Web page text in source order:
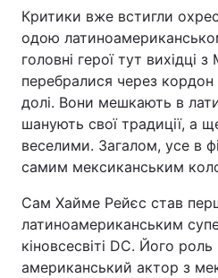
Критики вже встигли
одою
головні герої тут вихідці
перебралися через
долі. Вони мешкають в
шанують свої традиції, а
веселими. Загалом, усе в
самим мексиканським
Сам Хайме Рейєс став
латиноамериканським
кіновсесвіті DC. Його
американський актор з